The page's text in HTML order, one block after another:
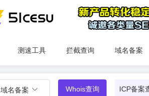
测速工具 拦截查询 域名备案
域名备案 Whois查询 ICP备案